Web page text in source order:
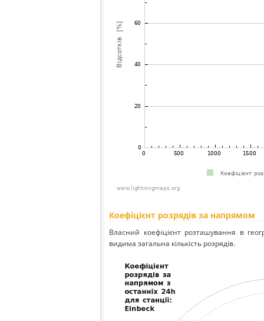
Коефіцієнт розрядів за напрямом
Власний коефіцієнт розташування в
видима загальна кількість розрядів.